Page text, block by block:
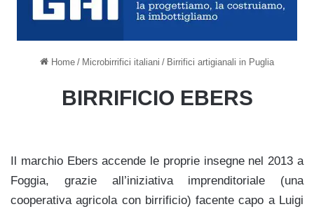
Home / Microbirrifici italiani / Birrifici artigianali in Puglia
BIRRIFICIO EBERS
Il marchio Ebers accende le proprie insegne nel 2013 a
Foggia, grazie all’iniziativa imprenditoriale (una
cooperativa agricola con birrificio) facente capo a Luigi